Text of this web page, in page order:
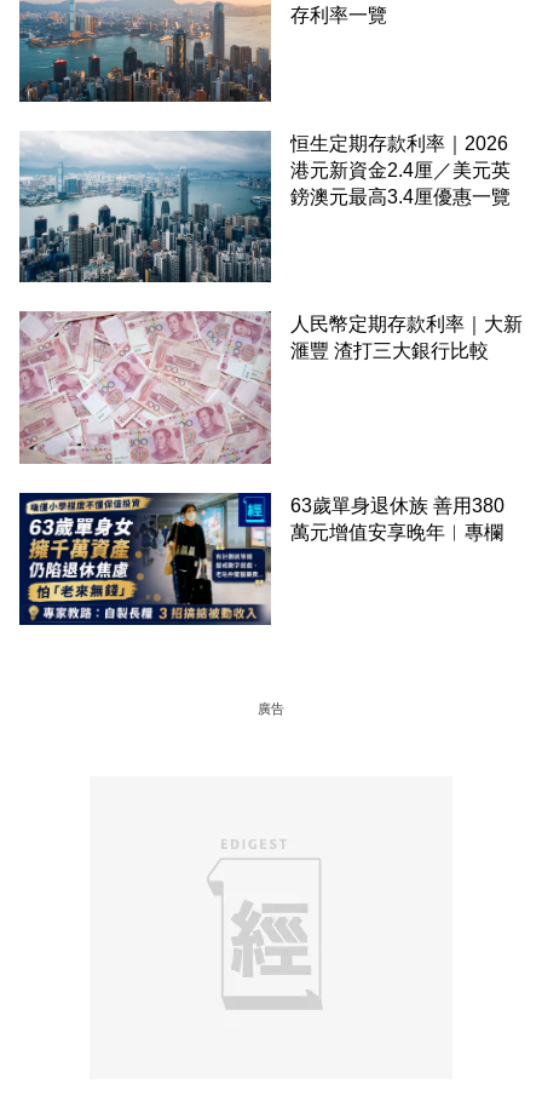
存利率一覽
恒生定期存款利率｜2026
港元新資金2.4厘／美元英
鎊澳元最高3.4厘優惠一覽
人民幣定期存款利率｜大新
滙豐 渣打三大銀行比較
63歲單身退休族 善用380
萬元增值安享晚年︳專欄
廣告